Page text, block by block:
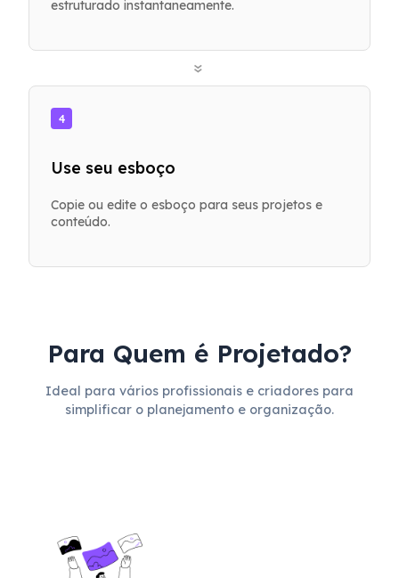
estruturado instantaneamente.
»
4
Use seu esboço
Copie ou edite o esboço para seus projetos e
conteúdo.
Para Quem é Projetado?
Ideal para vários profissionais e criadores para
simplificar o planejamento e organização.